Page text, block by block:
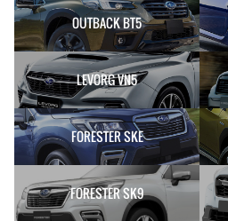
OUTBACK BT5
LEVORG VN5
FORESTER SKE
FORESTER SK9